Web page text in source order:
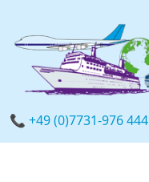
📞 +49 (0)7731-976 444